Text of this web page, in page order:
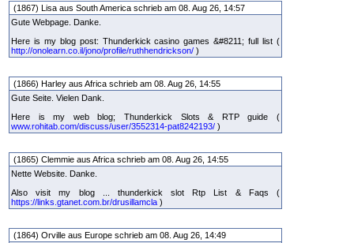
(1867) Lisa aus South America schrieb am 08. Aug 26, 14:57
Gute Webpage. Danke.
Here is my blog post: Thunderkick casino games &#8211; full list (
http://onolearn.co.il/jono/profile/ruthhendrickson/ )
(1866) Harley aus Africa schrieb am 08. Aug 26, 14:55
Gute Seite. Vielen Dank.
Here is my web blog; Thunderkick Slots & RTP guide (
www.rohitab.com/discuss/user/3552314-pat8242193/ )
(1865) Clemmie aus Africa schrieb am 08. Aug 26, 14:55
Nette Website. Danke.
Also visit my blog ... thunderkick slot Rtp List & Faqs (
https://links.gtanet.com.br/drusillamcla )
(1864) Orville aus Europe schrieb am 08. Aug 26, 14:49